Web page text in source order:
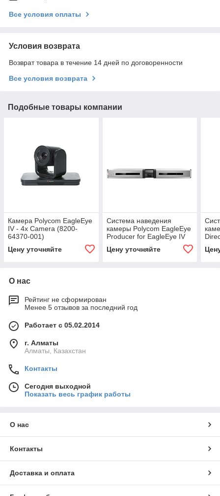
Все условия оплаты
Условия возврата
Возврат товара в течение 14 дней по договоренности
Все условия возврата
Подобные товары компании
Камера Polycom EagleEye
IV - 4x Camera (8200-
64370-001)
Цену уточняйте
Система наведения
камеры Polycom EagleEye
Producer for EagleEye IV
camera (2215-69791-114)
Цену уточняйте
О нас
Рейтинг не сформирован
Менее 5 отзывов за последний год
Работает с 05.02.2014
г. Алматы
Алматы, Казахстан
Контакты
Сегодня выходной
Показать весь график работы
О нас
Контакты
Доставка и оплата